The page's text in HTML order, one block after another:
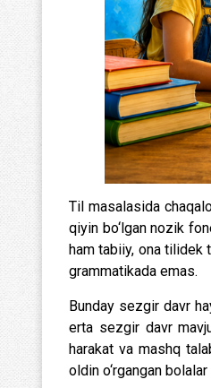
Til masalasida
qiyin bo‘lgan nozik
ham tabiiy, ona tilidek
grammatikada emas.
Bunday sezgir davr
erta sezgir davr
harakat va mashq
oldin o‘rgangan